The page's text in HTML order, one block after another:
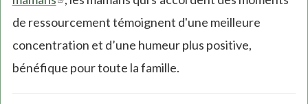
is
external)
de ressourcement témoignent d'une meilleure
concentration et d’une humeur plus positive,
bénéfique pour toute la famille.